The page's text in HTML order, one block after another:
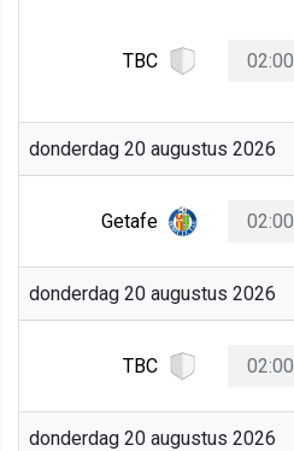
TBC 02:00
donderdag 20 augustus 2026
Getafe 02:00
donderdag 20 augustus 2026
TBC 02:00
donderdag 20 augustus 2026